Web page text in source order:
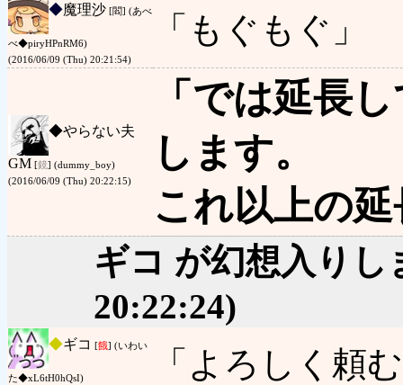
◆魔理沙 [閻] (あべ
べ◆piryHPnRM6)
(2016/06/09 (Thu) 20:21:54)
「もぐもぐ」
◆やらない夫
GM [鏡] (dummy_boy)
(2016/06/09 (Thu) 20:22:15)
「では延長
します。
これ以上の
ギコ が幻想入りし
20:22:24)
◆ギコ [餓] (いわい
た◆xL6tH0hQsI)
「よろしく頼